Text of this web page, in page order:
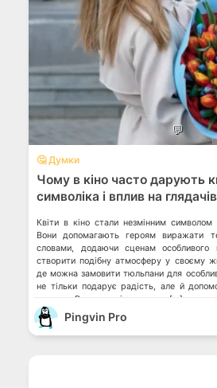
💬
🤔 Думки
Чому в кіно часто дарують
символіка і вплив на глядачів
Квіти в кіно стали незмінним символом
Вони допомагають героям виражати
словами, додаючи сценам
створити подібну атмосферу у своєму
де можна замовити тюльпани для
не тільки подарує радість, але й
спогади. Романтичні символи у […]
Pingvin Pro